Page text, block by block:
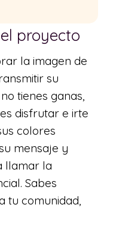
proyecto
la imagen de
su
tienes ganas,
disfrutar e irte
colores
mensaje y
llamar la
Sabes
tu comunidad,